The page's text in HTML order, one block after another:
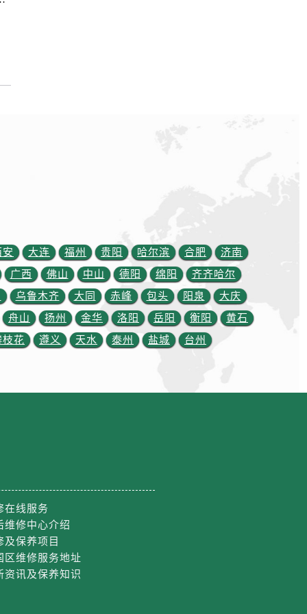
）
安 大连 福州 贵阳 哈尔滨 合肥
济南
广西 佛山 中山 德阳 绵阳
齐齐哈尔
乌鲁木齐 大同 赤峰 包头 阳泉
大庆
舟山 扬州 金华 洛阳 岳阳 衡阳
黄石
枝花 遵义 天水 泰州 盐城 台州
在线服务
维修中心介绍
及保养项目
区维修服务地址
资讯及保养知识